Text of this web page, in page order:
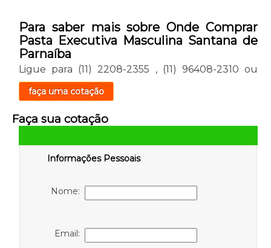
Para saber mais sobre Onde Comprar
Pasta Executiva Masculina Santana de
Parnaíba
Ligue para (11) 2208-2355 , (11) 96408-2310 ou
faça uma cotação
Faça sua cotação
Informações Pessoais
Nome:
Email: